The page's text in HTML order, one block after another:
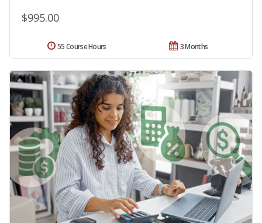
$995.00
3 Months
55 Course Hours